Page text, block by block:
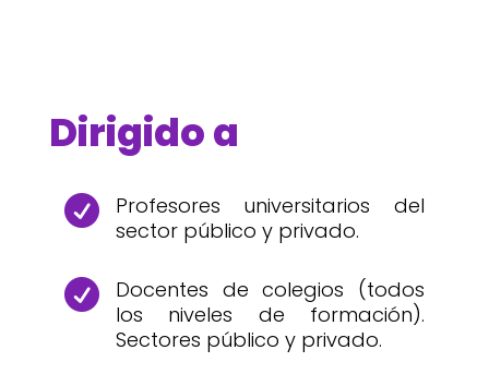
Dirigido a

Profesores universitarios del
sector público y privado.

Docentes de colegios (todos
los niveles de formación).
Sectores público y privado.